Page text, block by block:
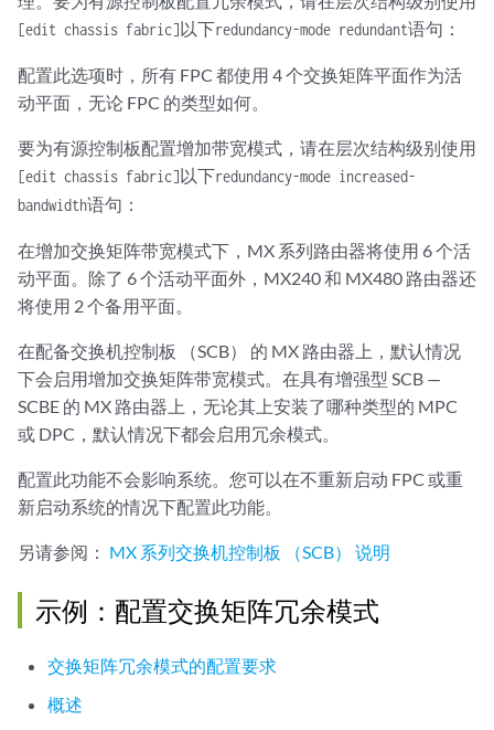
[edit chassis fabric]以下redundancy-mode redundant语句：
配置此选项时，所有 FPC 都使用 4 个交换矩阵平面作为活
动平面，无论 FPC 的类型如何。
要为有源控制板配置增加带宽模式，请在层次结构级别使用
[edit chassis fabric]以下redundancy-mode increased-
bandwidth语句：
在增加交换矩阵带宽模式下，MX 系列路由器将使用 6 个活
动平面。除了 6 个活动平面外，MX240 和 MX480 路由器还
将使用 2 个备用平面。
在配备交换机控制板 （SCB） 的 MX 路由器上，默认情况
下会启用增加交换矩阵带宽模式。在具有增强型 SCB —
SCBE 的 MX 路由器上，无论其上安装了哪种类型的 MPC
或 DPC，默认情况下都会启用冗余模式。
配置此功能不会影响系统。您可以在不重新启动 FPC 或重
新启动系统的情况下配置此功能。
另请参阅： MX 系列交换机控制板 （SCB） 说明
示例：配置交换矩阵冗余模式
交换矩阵冗余模式的配置要求
概述